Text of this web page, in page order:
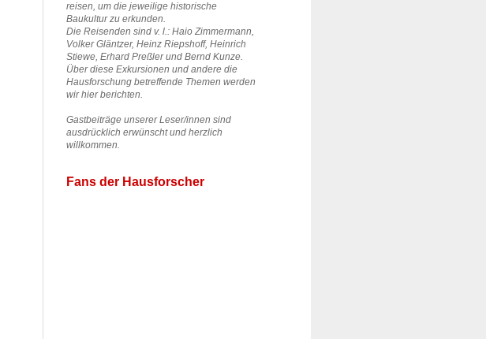
reisen, um die jeweilige historische
Baukultur zu erkunden.
Die Reisenden sind v. l.: Haio Zimmermann,
Volker Gläntzer, Heinz Riepshoff, Heinrich
Stiewe, Erhard Preßler und Bernd Kunze.
Über diese Exkursionen und andere die
Hausforschung betreffende Themen werden
wir hier berichten.
Gastbeiträge unserer Leser/innen sind
ausdrücklich erwünscht und herzlich
willkommen.
Fans der Hausforscher